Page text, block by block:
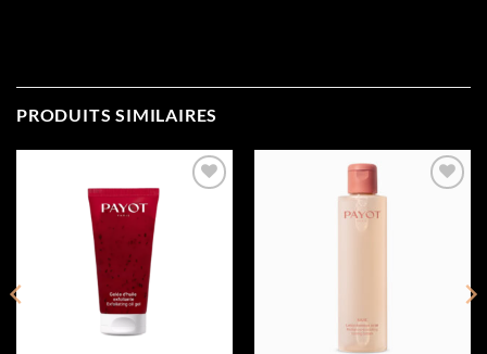
PRODUITS SIMILAIRES